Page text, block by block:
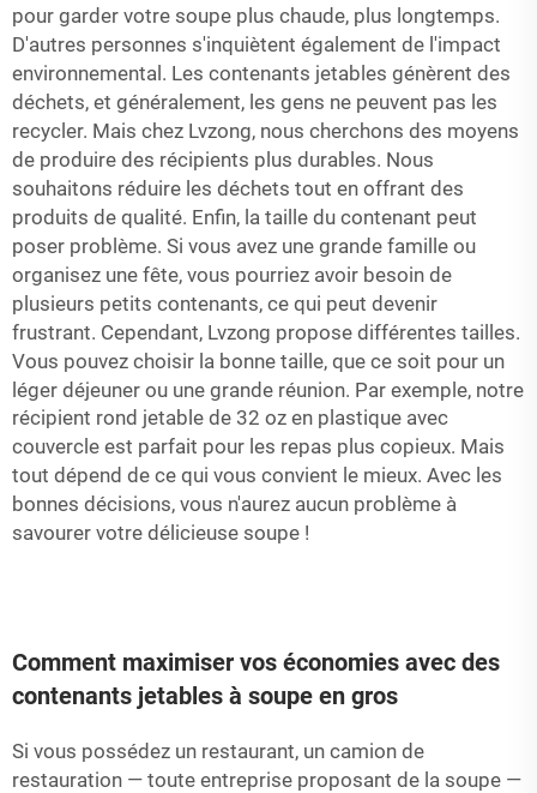
pour garder votre soupe plus chaude, plus longtemps.
D'autres personnes s'inquiètent également de l'impact
environnemental. Les contenants jetables génèrent des
déchets, et généralement, les gens ne peuvent pas les
recycler. Mais chez Lvzong, nous cherchons des moyens
de produire des récipients plus durables. Nous
souhaitons réduire les déchets tout en offrant des
produits de qualité. Enfin, la taille du contenant peut
poser problème. Si vous avez une grande famille ou
organisez une fête, vous pourriez avoir besoin de
plusieurs petits contenants, ce qui peut devenir
frustrant. Cependant, Lvzong propose différentes tailles.
Vous pouvez choisir la bonne taille, que ce soit pour un
léger déjeuner ou une grande réunion. Par exemple, notre
récipient rond jetable de 32 oz en plastique avec
couvercle est parfait pour les repas plus copieux. Mais
tout dépend de ce qui vous convient le mieux. Avec les
bonnes décisions, vous n'aurez aucun problème à
savourer votre délicieuse soupe !
Comment maximiser vos économies avec des
contenants jetables à soupe en gros
Si vous possédez un restaurant, un camion de
restauration — toute entreprise proposant de la soupe —